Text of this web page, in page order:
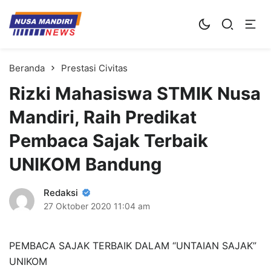
Kampus Digital Bisnis
Universitas Nusa Mandiri
Beranda Prestasi Civitas
Rizki Mahasiswa STMIK Nusa
Mandiri, Raih Predikat
Pembaca Sajak Terbaik
UNIKOM Bandung
Redaksi
27 Oktober 2020 11:04 am
PEMBACA SAJAK TERBAIK DALAM “UNTAIAN SAJAK”
UNIKOM